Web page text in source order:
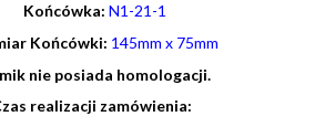
Końcówka: N1-21-1
Końcówki: 145mm x 75mm
nie posiada homologacji.
realizacji zamówienia: